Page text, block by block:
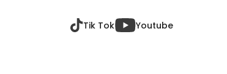
Tik Tok Youtube